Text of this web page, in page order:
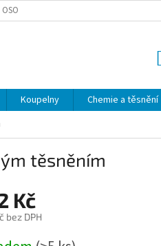
ÚDAJŮ
Koupelny Chemie a těsnění
těsněním
Kč
bez DPH